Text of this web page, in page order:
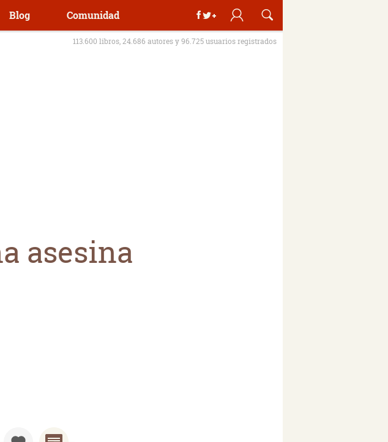
Blog Comunidad
113.600 libros, 24.686 autores y 96.725 usuarios registrados
asesina